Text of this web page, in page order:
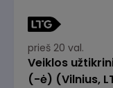
prieš 20 val.
Veiklos
(-ė) (Vilnius,